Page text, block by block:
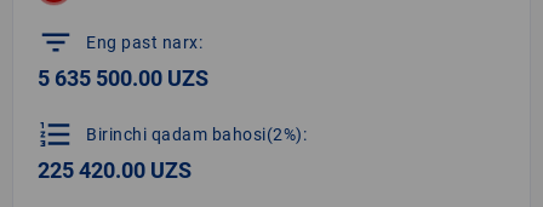
filter_list Eng past narx:
5 635 500.00 UZS
format_list_numbered Birinchi qadam bahosi(2%):
225 420.00 UZS